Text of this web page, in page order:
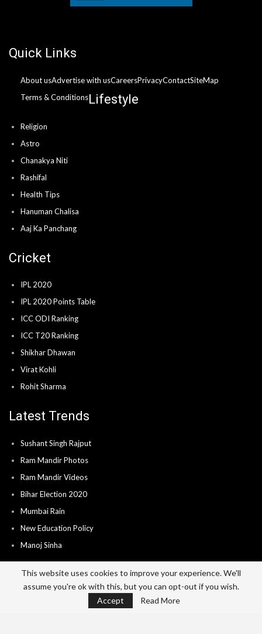
Quick Links
About usAdvertise with usCareersPrivacyContactSiteMap
Terms & ConditionsLifestyle
Religion
Astro
Chanakya Niti
Rashifal
Health Tips
Hanuman Chalisa
Aaj Ka Panchang
Cricket
IPL 2020
IPL 2020 Points Table
ICC ODI Ranking
ICC T20 Ranking
Shikhar Dhawan
Virat Kohli
Rohit Sharma
Latest Trends
Sushant Singh Rajput
Ram Mandir Photos
Ram Mandir Videos
Bihar Election 2020
Mumbai Rain
New Education Policy
Manoj Sinha
Home About Advertise
Career
Send News & Video’s
Contact
Privacy Policy
This website uses cookies to improve your experience. We'll
assume you're ok with this, but you can opt-out if you wish.
Accept
Read More